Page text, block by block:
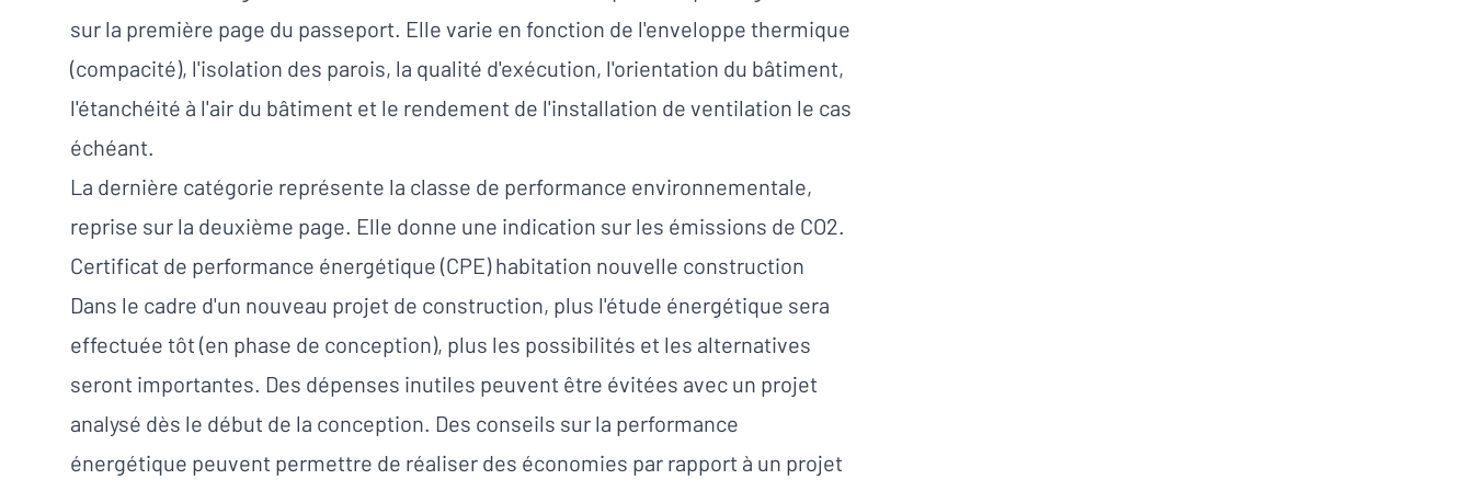
sur la première page du passeport. Elle varie en fonction de l'enveloppe thermique
(compacité), l'isolation des parois, la qualité d'exécution, l'orientation du bâtiment,
l'étanchéité à l'air du bâtiment et le rendement de l'installation de ventilation le cas
échéant.
La dernière catégorie représente la classe de performance environnementale,
reprise sur la deuxième page. Elle donne une indication sur les émissions de CO2.
Certificat de performance énergétique (CPE) habitation nouvelle construction
Dans le cadre d'un nouveau projet de construction, plus l'étude énergétique sera
effectuée tôt (en phase de conception), plus les possibilités et les alternatives
seront importantes. Des dépenses inutiles peuvent être évitées avec un projet
analysé dès le début de la conception. Des conseils sur la performance
énergétique peuvent permettre de réaliser des économies par rapport à un projet